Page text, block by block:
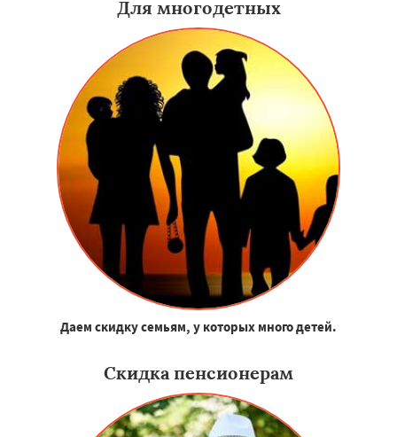
Для многодетных
Даем скидку семьям, у которых много детей.
Скидка пенсионерам